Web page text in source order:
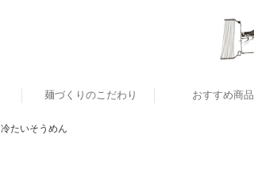
麺づくりのこだわり
三輪素麺の歴史
おすすめ商品
冷たいそうめん